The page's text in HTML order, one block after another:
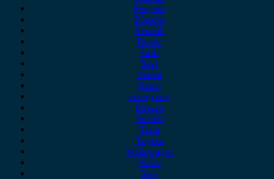
Peugeot
Porsche
Renault
Rover
Saab
Seat
Skoda
Smart
ssangyong
Subaru
Suzuki
Tesla
Toyota
Volkswagen
Volvo
Xev